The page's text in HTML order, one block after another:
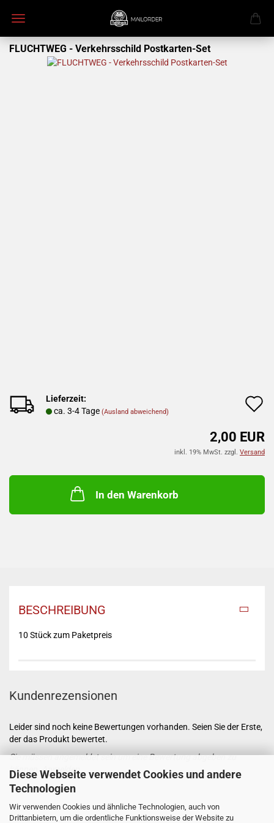
Diese Webseite verwendet Cookies und andere
Technologien
Wir verwenden Cookies und ähnliche Technologien, auch von
Drittanbietern, um die ordentliche Funktionsweise der Website zu
FLUCHTWEG - Verkehrsschild Postkarten-Set
Lieferzeit:
ca. 3-4 Tage (Ausland abweichend)
2,00 EUR
inkl. 19% MwSt. zzgl. Versand
In den Warenkorb
BESCHREIBUNG
10 Stück zum Paketpreis
Kundenrezensionen
Leider sind noch keine Bewertungen vorhanden. Seien Sie der Erste,
der das Produkt bewertet.
Sie müssen angemeldet sein um eine Bewertung abgeben zu
können.Anmelden